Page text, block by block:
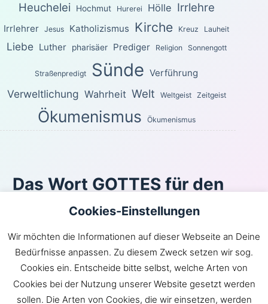
Heuchelei Hochmut Hurerei Hölle Irrlehre
Irrlehrer Jesus Katholizismus Kirche Kreuz Lauheit
Liebe Luther pharisäer Prediger Religion Sonnengott
Straßenpredigt Sünde Verführung
Verweltlichung Wahrheit Welt Weltgeist Zeitgeist
Ökumenismus Ökumenismus
Das Wort GOTTES für den
heutigen Tag
Sondern wie der, welcher euch berufen hat, heilig ist,
seid auch ihr im ganzen Wandel heilig! Denn es steht
geschrieben: »Seid heilig, denn ich bin heilig.«
Inhaltsverzeichnis|Newsroom |KLARtext|
Cookies-Einstellungen
Wir möchten die Informationen auf dieser Webseite an Deine
Bedürfnisse anpassen. Zu diesem Zweck setzen wir sog.
Cookies ein. Entscheide bitte selbst, welche Arten von
Cookies bei der Nutzung unserer Website gesetzt werden
sollen. Die Arten von Cookies, die wir einsetzen, werden